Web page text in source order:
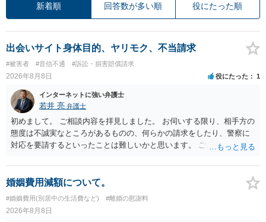
新着順 回答数が多い順 役にたった順
出会いサイト身体目的、ヤリモク、不当請求
#被害者 #音信不通 #訴訟・損害賠償請求
2026年8月8日 役にたった 1
インターネットに強い弁護士
若井 亮 弁護士
初めまして。 ご相談内容を拝見しました。 お伺いする限り、相手方の
態度は不誠実なところがあるものの、何らかの請求をしたり、警察に
対応を要請するといったことは難しいかと思います。 ご参考になれば
婚姻費用減額について。
#婚姻費用(別居中の生活費など) #離婚の慰謝料
2026年8月8日